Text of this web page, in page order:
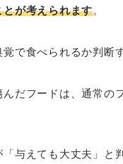
が考えられます。
で食べられるか判断
だフードは、通常の
与えても大丈夫」と